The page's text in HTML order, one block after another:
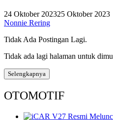
24 Oktober 202325 Oktober 2023
Nonnie Rering
Tidak Ada Postingan Lagi.
Tidak ada lagi halaman untuk
Selengkapnya
OTOMOTIF